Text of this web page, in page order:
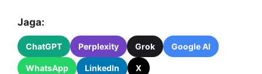
Jaga:
ChatGPT Perplexity Grok Google AI
WhatsApp LinkedIn X